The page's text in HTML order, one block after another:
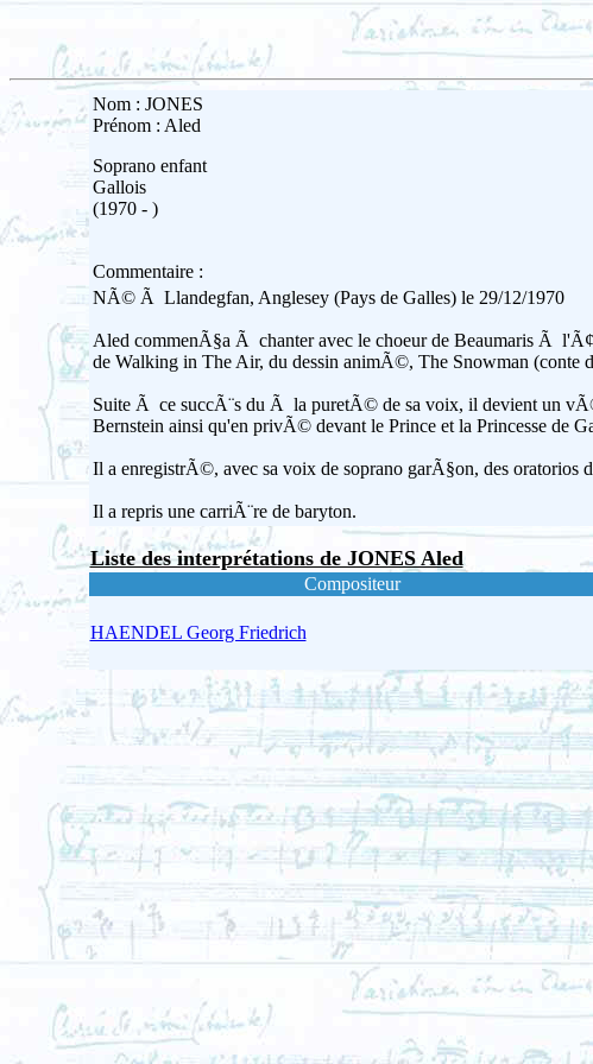
Nom : JONES
Prénom : Aled
Soprano enfant
Gallois
(1970 - )
Commentaire :
NÃ© Ã Llandegfan, Anglesey (Pays de Galles) le 29/12/1970
Aled commenÃ§a Ã chanter avec le choeur de Beaumaris Ã
de Walking in The Air, du dessin animÃ©, The Snowman (conte
Suite Ã ce succÃ¨s du Ã la puretÃ© de sa voix, il devient un
Bernstein ainsi qu'en privÃ© devant le Prince et la Princesse de
Il a enregistrÃ©, avec sa voix de soprano garÃ§on, des
Il a repris une carriÃ¨re de baryton.
Liste des interprétations de JONES Aled
Compositeur
HAENDEL Georg Friedrich